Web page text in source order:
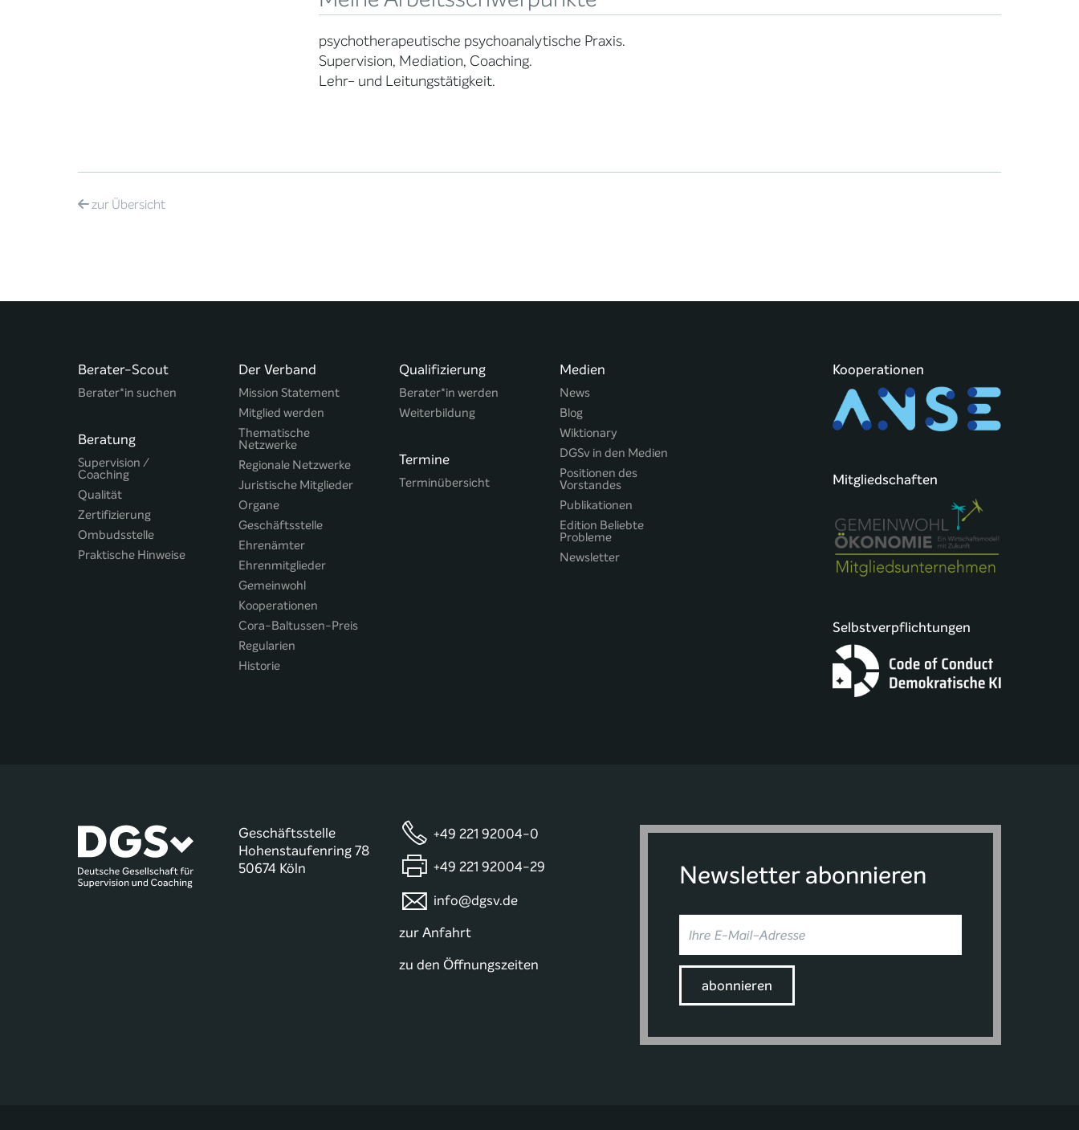
psychotherapeutische psychoanalytische Praxis.
Supervision, Mediation, Coaching.
Lehr- und Leitungstätigkeit.
zurÜbersicht
Berater-Scout
Berater*in suchen
Beratung
Supervision /
Coaching
Qualität
Zertifizierung
Ombudsstelle
Praktische Hinweise
Der Verband
Mission Statement
Mitglied werden
Thematische
Netzwerke
Regionale Netzwerke
Juristische Mitglieder
Organe
Geschäftsstelle
Ehrenämter
Ehrenmitglieder
Gemeinwohl
Kooperationen
Cora-Baltussen-Preis
Regularien
Historie
Qualifizierung
Berater*in werden
Weiterbildung
Termine
Terminübersicht
Medien
News
Blog
Wiktionary
DGSv in den Medien
Positionen des
Vorstandes
Publikationen
Edition Beliebte
Probleme
Newsletter
Kooperationen
Mitgliedschaften
Selbstverpflichtungen
Geschäftsstelle
Hohenstaufenring 78
50674 Köln
+49 221 92004-0
+49 221 92004-29
info@dgsv.de
zur Anfahrt
zu den Öffnungszeiten
Newsletter abonnieren